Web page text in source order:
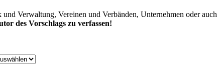
Verwaltung, Vereinen und Verbänden, Unternehmen oder
des Vorschlags zu verfassen!